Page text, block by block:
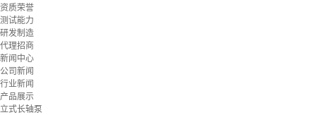
资质荣誉
测试能力
研发制造
代理招商
新闻中心
公司新闻
行业新闻
产品展示
立式长轴泵